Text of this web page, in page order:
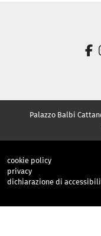
Palazzo Balbi
cookie policy
privacy
dichiarazione di